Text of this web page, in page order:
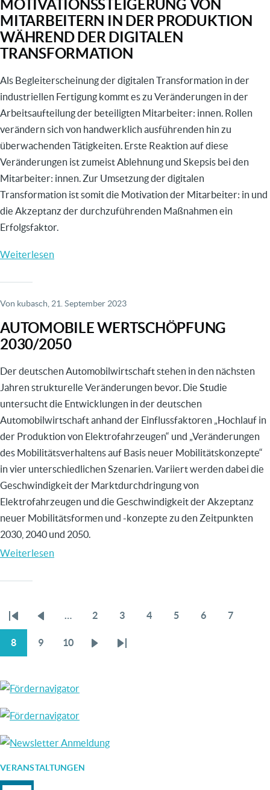
zur
Prävention
MOTIVATIONSSTEIGERUNG VON
MITARBEITERN IN DER PRODUKTION
WÄHREND DER DIGITALEN
TRANSFORMATION
Als Begleiterscheinung der digitalen Transformation in der
industriellen Fertigung kommt es zu Veränderungen in der
Arbeitsaufteilung der beteiligten Mitarbeiter: innen. Rollen
verändern sich von handwerklich ausführenden hin zu
überwachenden Tätigkeiten. Erste Reaktion auf diese
Veränderungen ist zumeist Ablehnung und Skepsis bei den
Mitarbeiter: innen. Zur Umsetzung der digitalen
Transformation ist somit die Motivation der Mitarbeiter: in und
die Akzeptanz der durchzuführenden Maßnahmen ein
Erfolgsfaktor.
Weiterlesen
GAMIFICATION-
STRATEGIE
ZUR
MOTIVATIONSSTEIGERUNG
VON
MITARBEITERN
IN
DER
PRODUKTION
WÄHREND
DER
DIGITALEN
TRANSFORMATION
Von kubasch , 21. September 2023
AUTOMOBILE WERTSCHÖPFUNG
2030/2050
Der deutschen Automobilwirtschaft stehen in den nächsten
Jahren strukturelle Veränderungen bevor. Die Studie
untersucht die Entwicklungen in der deutschen
Automobilwirtschaft anhand der Einflussfaktoren „Hochlauf in
der Produktion von Elektrofahrzeugen“ und „Veränderungen
des Mobilitätsverhaltens auf Basis neuer Mobilitätskonzepte“
in vier unterschiedlichen Szenarien. Variiert werden dabei die
Geschwindigkeit der Marktdurchdringung von
Elektrofahrzeugen und die Geschwindigkeit der Akzeptanz
neuer Mobilitätsformen und -konzepte zu den Zeitpunkten
2030, 2040 und 2050.
Weiterlesen
SEITENNUMMERIERUNG
Erste
Seite
Vorherige
Seite
… 2 3 4 5 6 7
8 9 10
NächsteLetzte
VERANSTALTUNGEN